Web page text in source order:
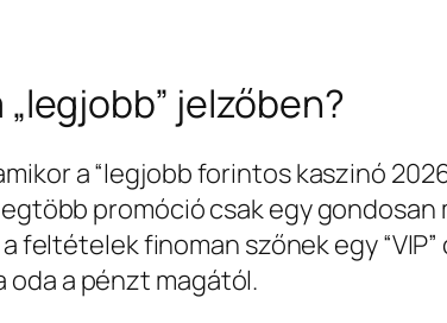
jelzőben?
a “legjobb forintos kaszinó
promóció csak egy
finoman szőnek egy
oda a pénzt magától.